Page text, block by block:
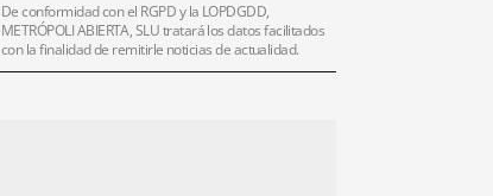
De conformidad con el RGPD y la LOPDGDD,
METRÓPOLI ABIERTA, SLU tratará los datos facilitados
con la finalidad de remitirle noticias de actualidad.